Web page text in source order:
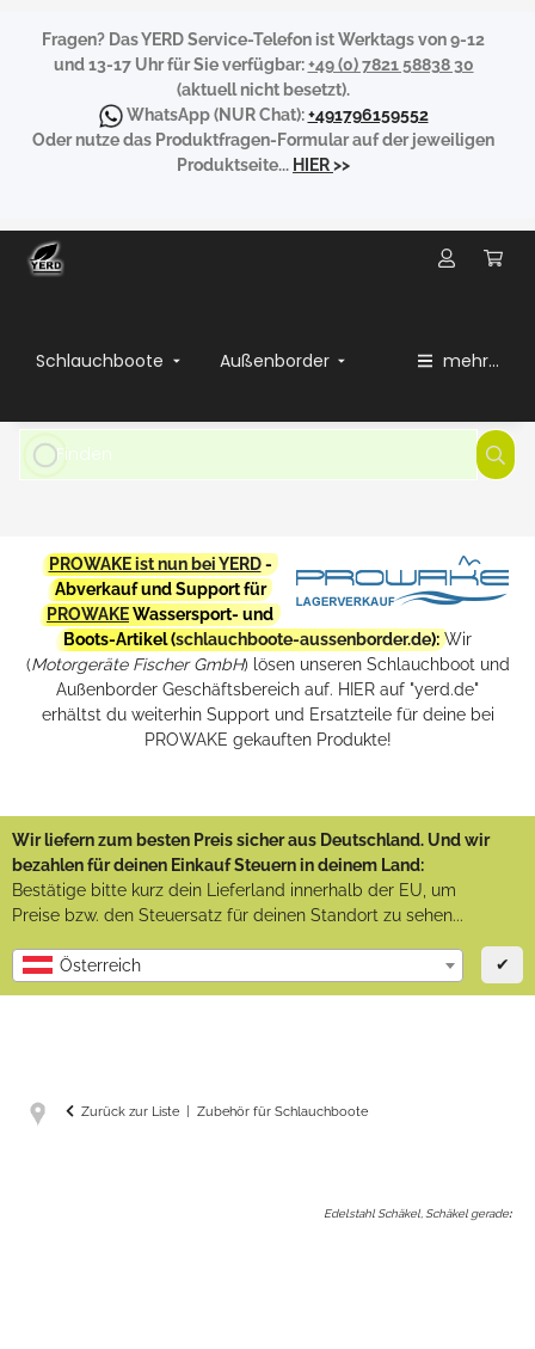
Fragen? Das YERD Service-Telefon ist Werktags von 9-12
und 13-17 Uhr für Sie verfügbar:+49 (0) 7821 58838 30
(aktuell nicht besetzt).
WhatsApp(NUR Chat):+491796159552
Oder nutze das Produktfragen-Formular auf der jeweiligen
Produktseite... HIER>>
Schlauchboote Außenborder mehr...
PROWAKE ist nun bei YERD-
Abverkauf und Support für
PROWAKEWassersport- und
Boots-Artikel (schlauchboote-aussenborder.de): Wir
(Motorgeräte Fischer GmbH) lösen unseren Schlauchboot und
Außenborder Geschäftsbereich auf. HIER auf "yerd.de"
erhältst du weiterhin Support und Ersatzteile für deine bei
PROWAKE gekauften Produkte!
Wir liefern zum besten Preis sicher aus Deutschland. Und wir
bezahlen für deinen Einkauf Steuern in deinem Land:
Bestätige bitte kurz dein Lieferland innerhalb der EU, um
Preise bzw. den Steuersatz für deinen Standort zu sehen...
Österreich ✔
Zurück zur Liste Zubehör für Schlauchboote
Edelstahl Schäkel, Schäkel gerade: